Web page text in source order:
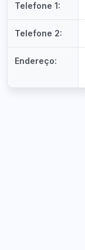
Telefone 1:
Telefone 2:
Endereço: